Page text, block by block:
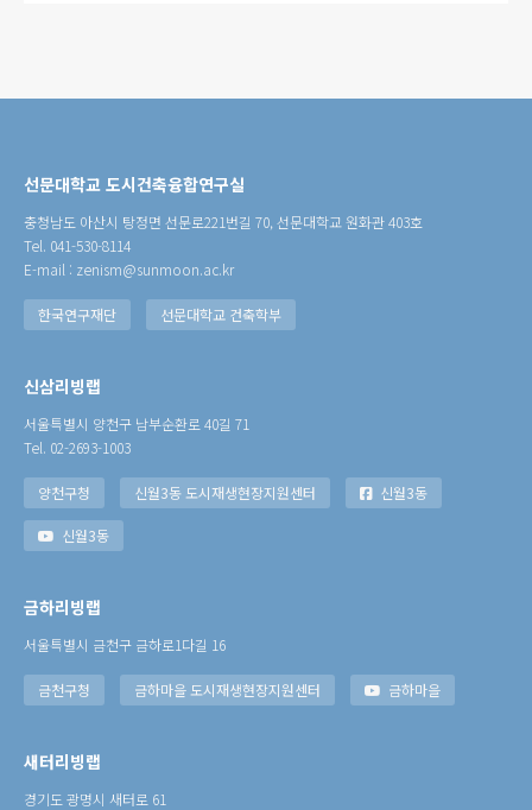
선문대학교 도시건축융합연구실
충청남도 아산시 탕정면 선문로221번길 70, 선문대학교 원화관 403호
Tel. 041-530-8114
E-mail : zenism@sunmoon.ac.kr
한국연구재단 선문대학교 건축학부
신삼리빙랩
서울특별시 양천구 남부순환로 40길 71
Tel. 02-2693-1003
양천구청 신월3동 도시재생현장지원센터 신월3동
신월3동
금하리빙랩
서울특별시 금천구 금하로1다길 16
금천구청 금하마을 도시재생현장지원센터 금하마을
새터리빙랩
경기도 광명시 새터로 61